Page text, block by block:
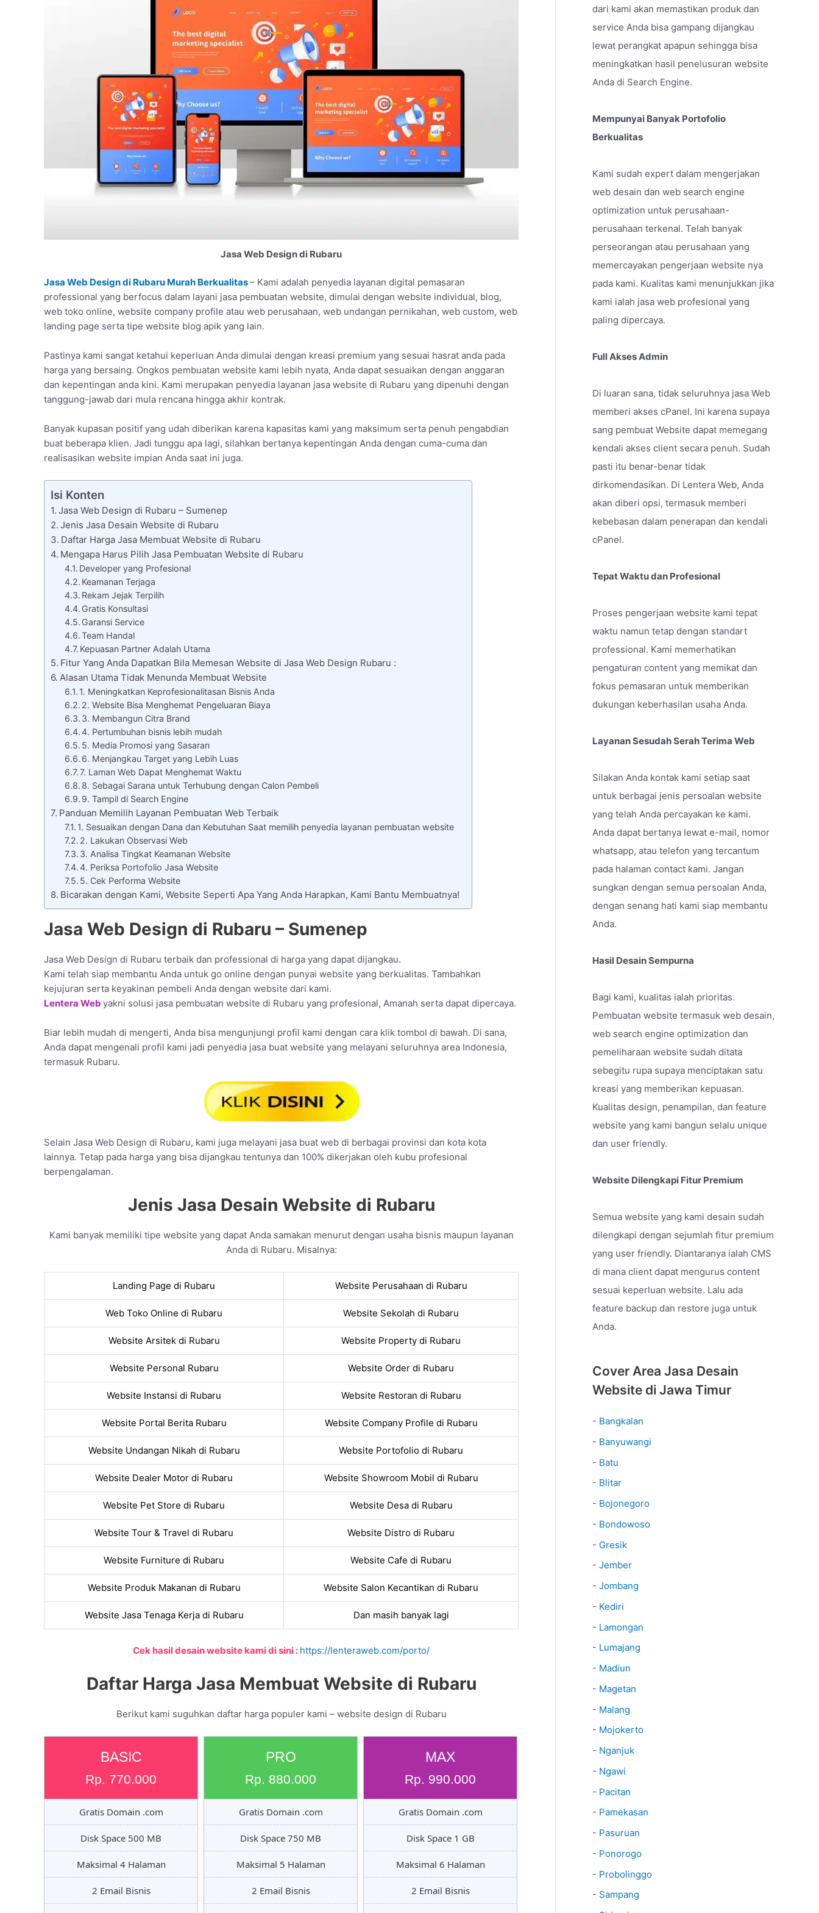
Jasa Web Design di Rubaru
Jasa Web Design di Rubaru Murah Berkualitas– Kami adalah penyedia layanan digital pemasaran
professional yang berfocus dalam layani jasa pembuatan website, dimulai dengan website individual, blog,
web toko online, website company profile atau web perusahaan, web undangan pernikahan, web custom, web
landing page serta tipe website blog apik yang lain.
Pastinya kami sangat ketahui keperluan Anda dimulai dengan kreasi premium yang sesuai hasrat anda pada
harga yang bersaing. Ongkos pembuatan website kami lebih nyata, Anda dapat sesuaikan dengan anggaran
dan kepentingan anda kini. Kami merupakan penyedia layanan jasa website di Rubaru yang dipenuhi dengan
tanggung-jawab dari mula rencana hingga akhir kontrak.
Banyak kupasan positif yang udah diberikan karena kapasitas kami yang maksimum serta penuh pengabdian
buat beberapa klien. Jadi tunggu apa lagi, silahkan bertanya kepentingan Anda dengan cuma-cuma dan
realisasikan website impian Anda saat ini juga.
Isi Konten
Jasa Web Design di Rubaru – Sumenep
Jenis Jasa Desain Website di Rubaru
Daftar Harga Jasa Membuat Website di Rubaru
Mengapa Harus Pilih Jasa Pembuatan Website di Rubaru
Developer yang Profesional
Keamanan Terjaga
Rekam Jejak Terpilih
Gratis Konsultasi
Garansi Service
Team Handal
Kepuasan Partner Adalah Utama
Fitur Yang Anda Dapatkan Bila Memesan Website di Jasa Web Design Rubaru :
Alasan Utama Tidak Menunda Membuat Website
1. Meningkatkan Keprofesionalitasan Bisnis Anda
2. Website Bisa Menghemat Pengeluaran Biaya
3. Membangun Citra Brand
4. Pertumbuhan bisnis lebih mudah
5. Media Promosi yang Sasaran
6. Menjangkau Target yang Lebih Luas
7. Laman Web Dapat Menghemat Waktu
8. Sebagai Sarana untuk Terhubung dengan Calon Pembeli
9. Tampil di Search Engine
Panduan Memilih Layanan Pembuatan Web Terbaik
1. Sesuaikan dengan Dana dan Kebutuhan Saat memilih penyedia layanan pembuatan website
2. Lakukan Observasi Web
3. Analisa Tingkat Keamanan Website
4. Periksa Portofolio Jasa Website
5. Cek Performa Website
Bicarakan dengan Kami, Website Seperti Apa Yang Anda Harapkan, Kami Bantu Membuatnya!
Jasa Web Design di Rubaru – Sumenep
Jasa Web Design di Rubaru terbaik dan professional di harga yang dapat dijangkau.
Kami telah siap membantu Anda untuk go online dengan punyai website yang berkualitas. Tambahkan
kejujuran serta keyakinan pembeli Anda dengan website dari kami.
Lentera Web yakni solusi jasa pembuatan website di Rubaru yang profesional, Amanah serta dapat dipercaya.
Biar lebih mudah di mengerti, Anda bisa mengunjungi profil kami dengan cara klik tombol di bawah. Di sana,
Anda dapat mengenali profil kami jadi penyedia jasa buat website yang melayani seluruhnya area Indonesia,
termasuk Rubaru.
Selain Jasa Web Design di Rubaru, kami juga melayani jasa buat web di berbagai provinsi dan kota kota
lainnya. Tetap pada harga yang bisa dijangkau tentunya dan 100% dikerjakan oleh kubu profesional
berpengalaman.
Jenis Jasa Desain Website di Rubaru
Kami banyak memiliki tipe website yang dapat Anda samakan menurut dengan usaha bisnis maupun layanan
Anda di Rubaru. Misalnya:
Landing Page di Rubaru Website Perusahaan di Rubaru
Web Toko Online di Rubaru Website Sekolah di Rubaru
Website Arsitek di Rubaru Website Property di Rubaru
Website Personal Rubaru Website Order di Rubaru
Website Instansi di Rubaru Website Restoran di Rubaru
Website Portal Berita Rubaru Website Company Profile di Rubaru
Website Undangan Nikah di Rubaru Website Portofolio di Rubaru
Website Dealer Motor di Rubaru Website Showroom Mobil di Rubaru
Website Pet Store di Rubaru Website Desa di Rubaru
Website Tour & Travel di Rubaru Website Distro di Rubaru
Website Furniture di Rubaru Website Cafe di Rubaru
Website Produk Makanan di Rubaru Website Salon Kecantikan di Rubaru
Website Jasa Tenaga Kerja di Rubaru Dan masih banyak lagi
Cek hasil desain website kami di sini : https://lenteraweb.com/porto/
Daftar Harga Jasa Membuat Website di Rubaru
Berikut kami suguhkan daftar harga populer kami – website design di Rubaru
BASIC
Rp. 770.000
Gratis Domain .com
Disk Space 500 MB
Maksimal 4 Halaman
2 Email Bisnis
PRO
Rp. 880.000
Gratis Domain .com
Disk Space 750 MB
Maksimal 5 Halaman
2 Email Bisnis
MAX
Rp. 990.000
Gratis Domain .com
Disk Space 1 GB
Maksimal 6 Halaman
2 Email Bisnis
dari kami akan memastikan produk dan
service Anda bisa gampang dijangkau
lewat perangkat apapun sehingga bisa
meningkatkan hasil penelusuran website
Anda di Search Engine.
Mempunyai Banyak Portofolio
Berkualitas
Kami sudah expert dalam mengerjakan
web desain dan web search engine
optimization untuk perusahaan-
perusahaan terkenal. Telah banyak
perseorangan atau perusahaan yang
memercayakan pengerjaan website nya
pada kami. Kualitas kami menunjukkan jika
kami ialah jasa web profesional yang
paling dipercaya.
Full Akses Admin
Di luaran sana, tidak seluruhnya jasa Web
memberi akses cPanel. Ini karena supaya
sang pembuat Website dapat memegang
kendali akses client secara penuh. Sudah
pasti itu benar-benar tidak
dirkomendasikan. Di Lentera Web, Anda
akan diberi opsi, termasuk memberi
kebebasan dalam penerapan dan kendali
cPanel.
Tepat Waktu dan Profesional
Proses pengerjaan website kami tepat
waktu namun tetap dengan standart
professional. Kami memerhatikan
pengaturan content yang memikat dan
fokus pemasaran untuk memberikan
dukungan keberhasilan usaha Anda.
Layanan Sesudah Serah Terima Web
Silakan Anda kontak kami setiap saat
untuk berbagai jenis persoalan website
yang telah Anda percayakan ke kami.
Anda dapat bertanya lewat e-mail, nomor
whatsapp, atau telefon yang tercantum
pada halaman contact kami. Jangan
sungkan dengan semua persoalan Anda,
dengan senang hati kami siap membantu
Anda.
Hasil Desain Sempurna
Bagi kami, kualitas ialah prioritas.
Pembuatan website termasuk web desain,
web search engine optimization dan
pemeliharaan website sudah ditata
sebegitu rupa supaya menciptakan satu
kreasi yang memberikan kepuasan.
Kualitas design, penampilan, dan feature
website yang kami bangun selalu unique
dan user friendly.
Website Dilengkapi Fitur Premium
Semua website yang kami desain sudah
dilengkapi dengan sejumlah fitur premium
yang user friendly. Diantaranya ialah CMS
di mana client dapat mengurus content
sesuai keperluan website. Lalu ada
feature backup dan restore juga untuk
Anda.
Cover Area Jasa Desain
Website di Jawa Timur
- Bangkalan
- Banyuwangi
- Batu
- Blitar
- Bojonegoro
- Bondowoso
- Gresik
- Jember
- Jombang
- Kediri
- Lamongan
- Lumajang
- Madiun
- Magetan
- Malang
- Mojokerto
- Nganjuk
- Ngawi
- Pacitan
- Pamekasan
- Pasuruan
- Ponorogo
- Probolinggo
- Sampang